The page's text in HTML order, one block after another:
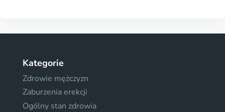
Kategorie
Zdrowie mężczyzn
Zaburzenia erekcji
Ogólny stan zdrowia